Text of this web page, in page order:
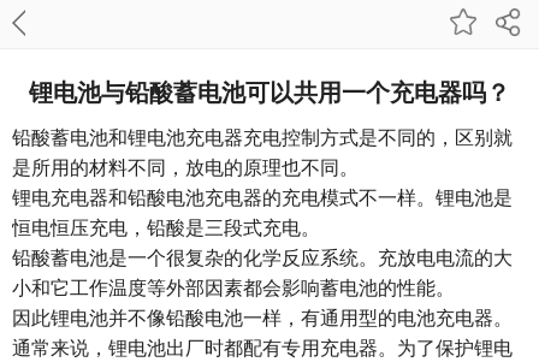
锂电池与铅酸蓄电池可以共用一个充电器吗？
铅酸蓄电池和锂电池充电器充电控制方式是不同的，区别就
是所用的材料不同，放电的原理也不同。
锂电充电器和铅酸电池充电器的充电模式不一样。锂电池是
恒电恒压充电，铅酸是三段式充电。
铅酸蓄电池是一个很复杂的化学反应系统。充放电电流的大
小和它工作温度等外部因素都会影响蓄电池的性能。
因此锂电池并不像铅酸电池一样，有通用型的电池充电器。
通常来说，锂电池出厂时都配有专用充电器。为了保护锂电